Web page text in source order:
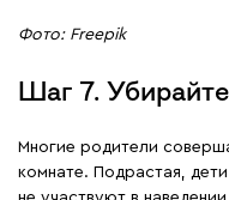
Фото: Freepik
Шаг 7.
Многие родители
комнате. Подрастая,